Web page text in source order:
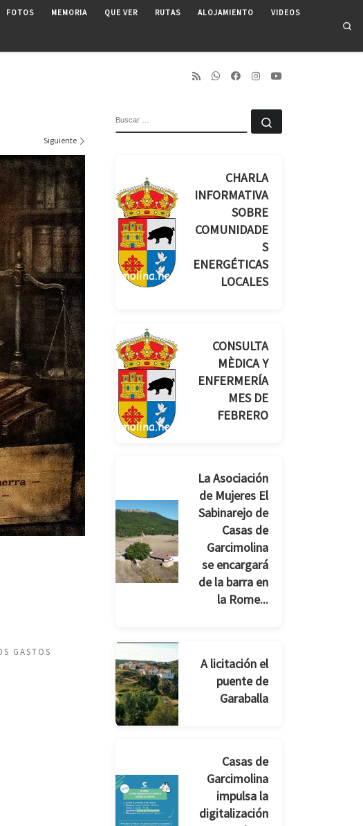
FOTOS MEMORIA QUE VER RUTAS ALOJAMIENTO VIDEOS
Siguiente
GASTOS
CHARLA
INFORMATIVA
SOBRE
COMUNIDADE
S
ENERGÉTICAS
LOCALES
CONSULTA
MÈDICA Y
ENFERMERÍA
MES DE
FEBRERO
La Asociación
de Mujeres El
Sabinarejo de
Casas de
Garcimolina
se encargará
de la barra en
la Rome...
A licitación el
puente de
Garaballa
Casas de
Garcimolina
impulsa la
digitalización